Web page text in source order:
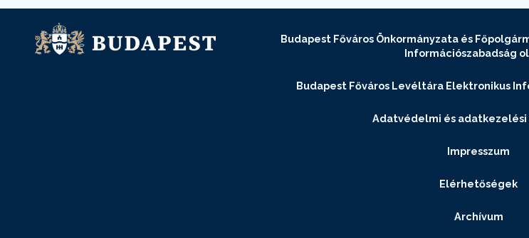
Budapest Főváros Önkormányzata és
Információszabadság
Budapest Főváros Levéltára Elektronikus
Adatvédelmi és adatkezelési
Impresszum
Elérhetőségek
Archívum